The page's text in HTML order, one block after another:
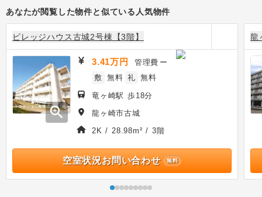
あなたが閲覧した物件と似ている人気物件
ビレッジハウス古城2号棟【3階】
zoom_in
3.41万円 管理費 ー
敷 無料 礼 無料
竜ヶ崎駅 歩18分
龍ヶ崎市古城
2K / 28.98m² / 3階
空室状況お問い合わせ 無料
龍